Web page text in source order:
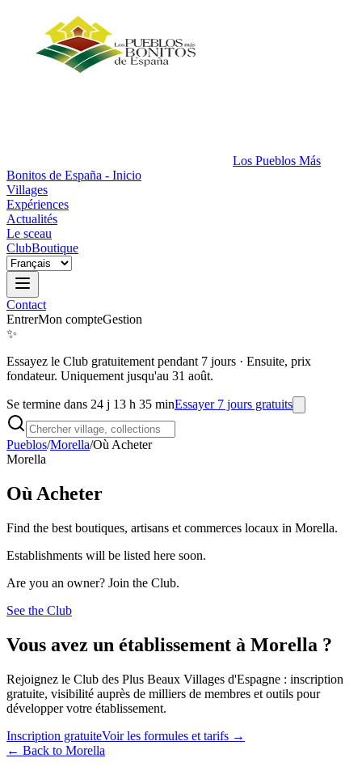
Los Pueblos Más
Bonitos de España - Inicio
Villages
Expériences
Actualités
Le sceau
ClubBoutique
Contact
EntrerMon compteGestion
✨
Essayez le Club gratuitement pendant 7 jours · Ensuite, prix
fondateur. Uniquement jusqu'au 31 août.
Se termine dans 24 j 13 h 35 minEssayer 7 jours gratuits
Pueblos/Morella/Où Acheter
Morella
Où Acheter
Find the best boutiques, artisans et commerces locaux in Morella.
Establishments will be listed here soon.
Are you an owner? Join the Club.
See the Club
Vous avez un établissement à Morella ?
Rejoignez le Club des Plus Beaux Villages d'Espagne : inscription
gratuite, visibilité auprès de milliers de membres et outils pour
développer votre établissement.
Inscription gratuiteVoir les formules et tarifs →
← Back to Morella